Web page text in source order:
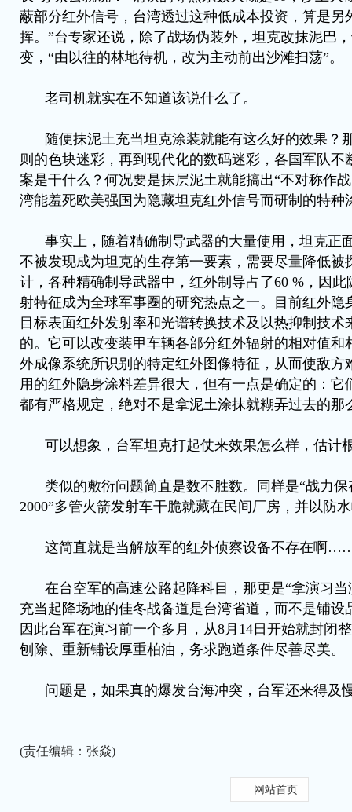
蔽部分红外信号，台湾透过这种低成本投资，算是另
挥。”台专家还说，除了战场伪装外，坦克改抹泥巴
变，“由以往的林地待机，改为主动前出沙滩扫荡”。
老司机就实在不知道该说什么了。
随便抹泥土充当坦克涂装就能有这么好的效果？
则的色块迷彩，再到现代化的数码迷彩，各国军队
案是干什么？何况要是抹层泥土就能搞出“不对称作
湾能羞死欧美强国为隐藏坦克红外信号而研制的特
事实上，随着精确制导武器的大量使用，坦克正
不被发现成为坦克的生存第一要素，需要尽量降低被
计，各种精确制导武器中，红外制导占了60 %，因
射特征成为全球军事圈的研究热点之一。目前红外隐
目标表面红外发射率和光谱转换技术及以热抑制技
的。它可以改变装甲车辆各部分红外辐射的相对值和
外成像系统所识别的特定红外图像特征，从而使敌方
用的红外隐身涂料差异很大，但有一点是确定的：它
都有严格规定，绝对不是拿泥土涂抹就糊弄过去的那
可以想象，台军坦克打起仗来效果怎么样，估计
类似的敷衍问题简直是数不胜数。同样是“战力
2000”多管火箭发射车干脆就藏在民间厂房，并以防
这简直就是当解放军的红外侦察设备不存在啊
在台空军的高速公路起降科目，那更是“拿演习
充当起降场地的佳冬战备道是台湾省道，而不是铺设
因此台军在演习前一个多月，从8月14日开始就封闭
刨除、重新铺设厚重柏油，务求跑道条件尽善尽美。
问题是，如果真的爆发台海冲突，台军还来得及
(责任编辑：张焱)
网站首页